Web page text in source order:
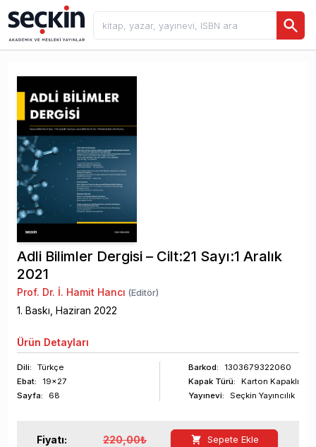
Adli Bilimler Dergisi – Cilt:21 Sayı:1 Aralık
2021
Prof. Dr. İ. Hamit Hancı (Editör)
1. Baskı, Haziran 2022
Ürün Detayları
Dili:
Türkçe
Ebat:
19x27
Sayfa: 68
Barkod:
1303679322060
Kapak Türü:
Karton Kapaklı
Yayınevi:
Seçkin Yayıncılık
Fiyatı: 220,00₺
Sepete Ekle